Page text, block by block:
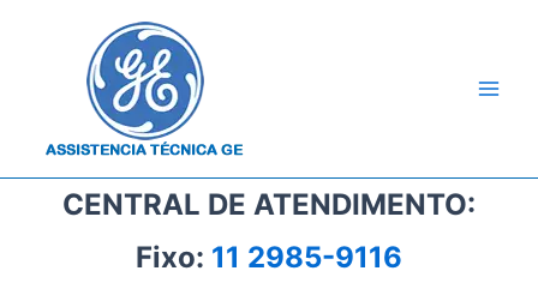
CENTRAL DE ATENDIMENTO:
Fixo: 11 2985-9116